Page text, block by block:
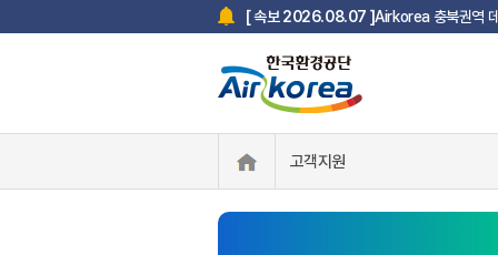
[ 속보 2026.08.07 ]Airkorea 충북권역
고객지원